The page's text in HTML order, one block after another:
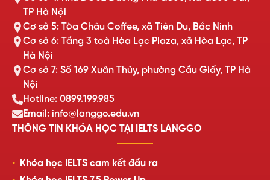
TP Hà Nội
Cơ sở 5: Tòa Châu Coffee, xã Tiên Du, Bắc Ninh
Cơ sở 6: Tầng 3 toà Hòa Lạc Plaza, xã Hòa Lạc, TP
Hà Nội
Cơ sở 7: Số 169 Xuân Thủy, phường Cầu Giấy, TP Hà
Nội
Hotline: 0899.199.985
Email: info@langgo.edu.vn
THÔNG TIN KHÓA HỌC TẠI IELTS LANGGO
Khóa học IELTS cam kết đầu ra